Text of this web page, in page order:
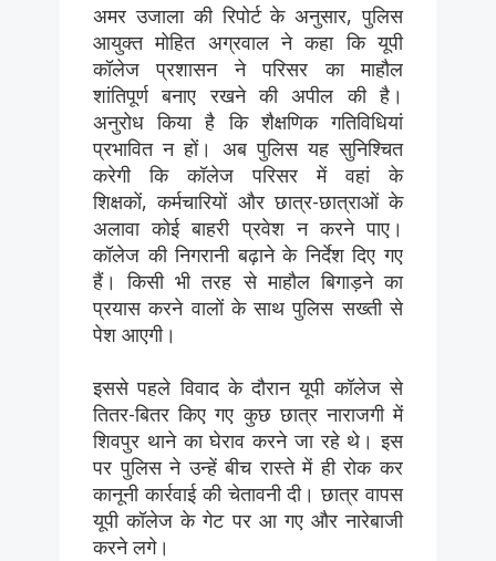
अमर उजाला की रिपोर्ट के अनुसार, पुलिस
आयुक्त मोहित अग्रवाल ने कहा कि यूपी
कॉलेज प्रशासन ने परिसर का माहौल
शांतिपूर्ण बनाए रखने की अपील की है।
अनुरोध किया है कि शैक्षणिक गतिविधियां
प्रभावित न हों। अब पुलिस यह सुनिश्चित
करेगी कि कॉलेज परिसर में वहां के
शिक्षकों, कर्मचारियों और छात्र-छात्राओं के
अलावा कोई बाहरी प्रवेश न करने पाए।
कॉलेज की निगरानी बढ़ाने के निर्देश दिए गए
हैं। किसी भी तरह से माहौल बिगाड़ने का
प्रयास करने वालों के साथ पुलिस सख्ती से
पेश आएगी।
इससे पहले विवाद के दौरान यूपी कॉलेज से
तितर-बितर किए गए कुछ छात्र नाराजगी में
शिवपुर थाने का घेराव करने जा रहे थे। इस
पर पुलिस ने उन्हें बीच रास्ते में ही रोक कर
कानूनी कार्रवाई की चेतावनी दी। छात्र वापस
यूपी कॉलेज के गेट पर आ गए और नारेबाजी
करने लगे।